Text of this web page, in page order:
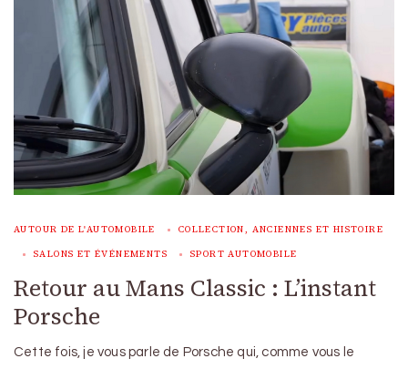
AUTOUR DE L'AUTOMOBILE COLLECTION, ANCIENNES ET HISTOIRE
SALONS ET ÉVÉNEMENTS SPORT AUTOMOBILE
Retour au Mans Classic : L’instant
Porsche
Cette fois, je vous parle de Porsche qui, comme vous le